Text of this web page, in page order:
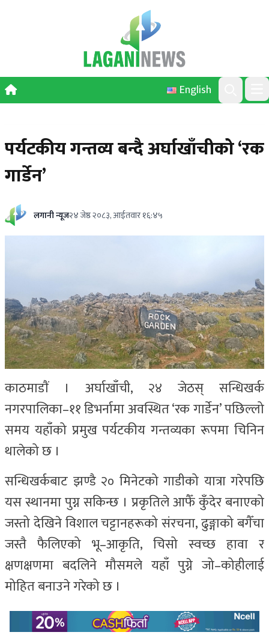
English
Search
पर्यटकीय गन्तव्य बन्दै अर्घाखाँचीको ‘रक
गार्डेन’
लगानी न्यूज२४ जेष्ठ २०८३, आईतवार १६:४५
काठमाडाैं । अर्घाखाँची, २४ जेठस् सन्धिखर्क
नगरपालिका–११ डिभर्नामा अवस्थित ‘रक गार्डेन’ पछिल्लो
समय यहाँको प्रमुख पर्यटकीय गन्तव्यका रूपमा चिनिन
थालेको छ ।
सन्धिखर्कबाट झण्डै २० मिनेटको गाडीको यात्रा गरेपछि
यस स्थानमा पुग्न सकिन्छ । प्रकृतिले आफैँ कुँदेर बनाएको
जस्तो देखिने विशाल चट्टानहरूको संरचना, ढुङ्गाको बगैँचा
जस्तै फैलिएको भू–आकृति, चिसो स्वच्छ हावा र
क्षणक्षणमा बदलिने मौसमले यहाँ पुग्ने जो–कोहीलाई
मोहित बनाउने गरेको छ ।